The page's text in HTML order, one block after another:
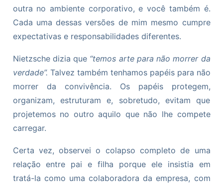
outra no ambiente corporativo, e você também é.
Cada uma dessas versões de mim mesmo cumpre
expectativas e responsabilidades diferentes.
Nietzsche dizia que “temos arte para não morrer da
verdade”. Talvez também tenhamos papéis para não
morrer da convivência. Os papéis protegem,
organizam, estruturam e, sobretudo, evitam que
projetemos no outro aquilo que não lhe compete
carregar.
Certa vez, observei o colapso completo de uma
relação entre pai e filha porque ele insistia em
tratá-la como uma colaboradora da empresa, com